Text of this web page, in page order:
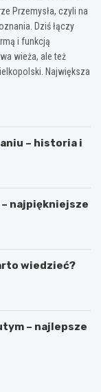
Przemysła, czyli na
Dziś łączy
i funkcją
wieża, ale też
Największa
– historia i
najpiękniejsze
wiedzieć?
– najlepsze